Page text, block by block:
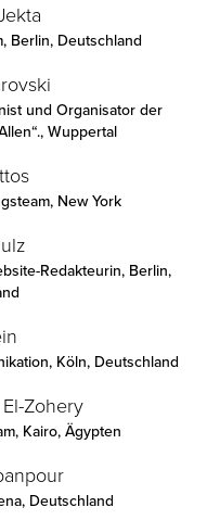
, Berlin, Deutschland
und Organisator der
,Wuppertal
, New York
Redakteurin, Berlin,
, Köln, Deutschland
Zohery
, Kairo, Ägypten
Deutschland